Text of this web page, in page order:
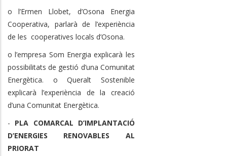
o l’Ermen Llobet, d’Osona Energia
Cooperativa, parlarà de l’experiència
de les cooperatives locals d’Osona.
o l’empresa Som Energia explicarà les
possibilitats de gestió d’una Comunitat
Energètica. o Queralt Sostenible
explicarà l’experiència de la creació
d’una Comunitat Energètica.
- PLA COMARCAL D’IMPLANTACIÓ
D’ENERGIES RENOVABLES AL
PRIORAT